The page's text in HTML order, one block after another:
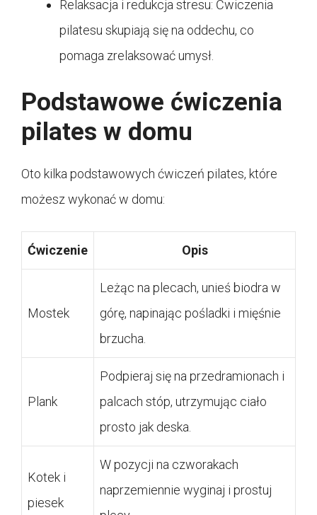
Relaksacja i redukcja stresu: Ćwiczenia
pilatesu skupiają się na oddechu, co
pomaga zrelaksować umysł.
Podstawowe ćwiczenia
pilates w domu
Oto kilka podstawowych ćwiczeń pilates, które
możesz wykonać w domu:
Ćwiczenie Opis
Mostek
Leżąc na plecach, unieś biodra w
górę, napinając pośladki i mięśnie
brzucha.
Plank
Podpieraj się na przedramionach i
palcach stóp, utrzymując ciało
prosto jak deska.
Kotek i
piesek
W pozycji na czworakach
naprzemiennie wyginaj i prostuj